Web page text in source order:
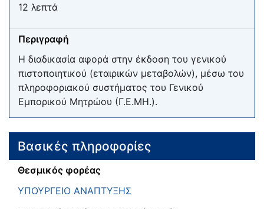
12 λεπτά
Περιγραφή
Η διαδικασία αφορά στην έκδοση του γενικού
πιστοποιητικού (εταιρικών μεταβολών), μέσω του
πληροφοριακού συστήματος του Γενικού
Εμπορικού Μητρώου (Γ.Ε.ΜΗ.).
Βασικές πληροφορίες
Θεσμικός φορέας
ΥΠΟΥΡΓΕΙΟ ΑΝΑΠΤΥΞΗΣ